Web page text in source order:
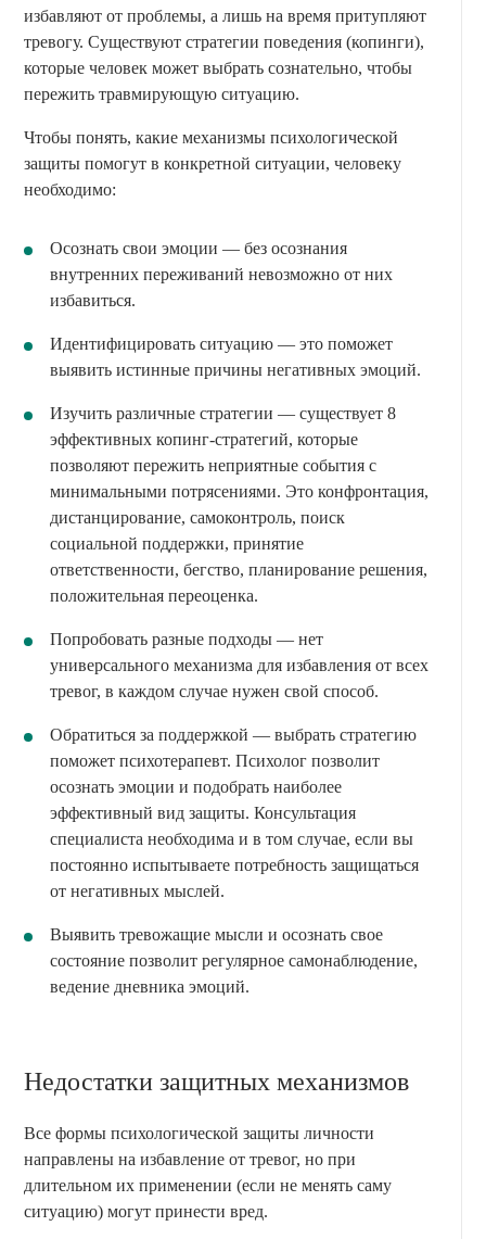
избавляют от проблемы, а лишь на время притупляют
тревогу. Существуют стратегии поведения (копинги),
которые человек может выбрать сознательно, чтобы
пережить травмирующую ситуацию.
Чтобы понять, какие механизмы психологической
защиты помогут в конкретной ситуации, человеку
необходимо:
Осознать свои эмоции — без осознания
внутренних переживаний невозможно от них
избавиться.
Идентифицировать ситуацию — это поможет
выявить истинные причины негативных эмоций.
Изучить различные стратегии — существует 8
эффективных копинг-стратегий, которые
позволяют пережить неприятные события с
минимальными потрясениями. Это конфронтация,
дистанцирование, самоконтроль, поиск
социальной поддержки, принятие
ответственности, бегство, планирование решения,
положительная переоценка.
Попробовать разные подходы — нет
универсального механизма для избавления от всех
тревог, в каждом случае нужен свой способ.
Обратиться за поддержкой — выбрать стратегию
поможет психотерапевт. Психолог позволит
осознать эмоции и подобрать наиболее
эффективный вид защиты. Консультация
специалиста необходима и в том случае, если вы
постоянно испытываете потребность защищаться
от негативных мыслей.
Выявить тревожащие мысли и осознать свое
состояние позволит регулярное самонаблюдение,
ведение дневника эмоций.
Недостатки защитных механизмов
Все формы психологической защиты личности
направлены на избавление от тревог, но при
длительном их применении (если не менять саму
ситуацию) могут принести вред.